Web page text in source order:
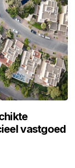
vastgoed